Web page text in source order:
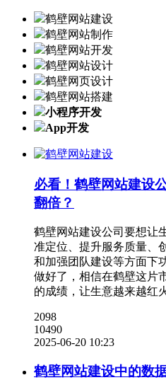
鹤壁网站建设
鹤壁网站制作
鹤壁网站开发
鹤壁网站设计
鹤壁网页设计
鹤壁网站搭建
小程序开发
App开发
必看！鹤壁网站建设
翻倍？
鹤壁网站建设公司要想让
准定位、提升服务质量、
和加强团队建设等方面下
做好了，相信在鹤壁这片
的成绩，让生意越来越红
2098
10490
2025-06-20 10:23
鹤壁网站建设中的数